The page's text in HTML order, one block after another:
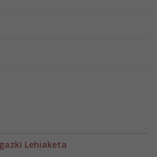
Lehiaketa